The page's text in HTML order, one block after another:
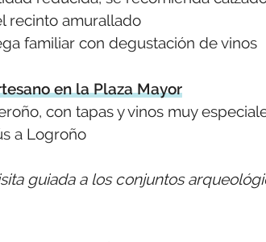
recinto amurallado
familiar con degustación de vinos
en la Plaza Mayor
con tapas y vinos muy
a Logroño
guiada a los conjuntos